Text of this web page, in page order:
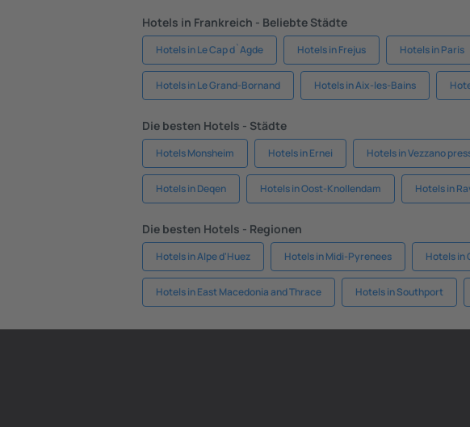
Hotels in Frankreich - Beliebte Städte
Hotels in Le Cap d`Agde Hotels in Frejus Hotels in Paris
Hotels in Le Grand-Bornand Hotels in Aix-les-Bains
Die besten Hotels - Städte
Hotels Monsheim Hotels in Ernei Hotels in Vezzano
Hotels in Deqen Hotels in Oost-Knollendam Hotels in
Die besten Hotels - Regionen
Hotels in Alpe d'Huez Hotels in Midi-Pyrenees Hotels in
Hotels in East Macedonia and Thrace Hotels in Southport